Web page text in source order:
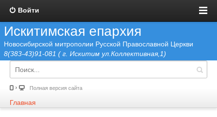
Войти
Искитимская епархия
Новосибирской митрополии Русской Православной Церкви
8(383-43)91-081 ( г. Искитим ул.Коллективная,1)
Полная версия сайта
Главная